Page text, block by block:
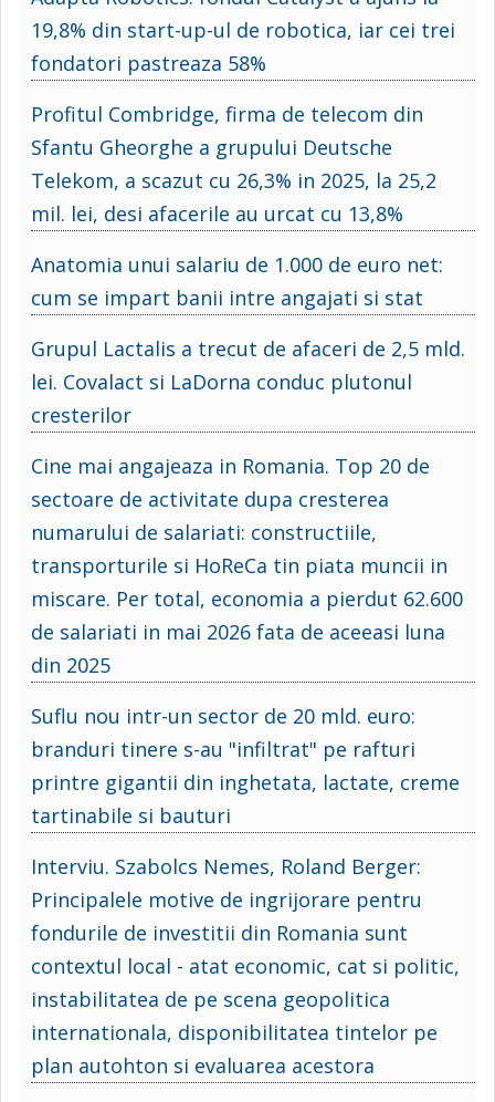
19,8% din start-up-ul de robotica, iar cei trei
fondatori pastreaza 58%
Profitul Combridge, firma de telecom din
Sfantu Gheorghe a grupului Deutsche
Telekom, a scazut cu 26,3% in 2025, la 25,2
mil. lei, desi afacerile au urcat cu 13,8%
Anatomia unui salariu de 1.000 de euro net:
cum se impart banii intre angajati si stat
Grupul Lactalis a trecut de afaceri de 2,5 mld.
lei. Covalact si LaDorna conduc plutonul
cresterilor
Cine mai angajeaza in Romania. Top 20 de
sectoare de activitate dupa cresterea
numarului de salariati: constructiile,
transporturile si HoReCa tin piata muncii in
miscare. Per total, economia a pierdut 62.600
de salariati in mai 2026 fata de aceeasi luna
din 2025
Suflu nou intr-un sector de 20 mld. euro:
branduri tinere s-au "infiltrat" pe rafturi
printre gigantii din inghetata, lactate, creme
tartinabile si bauturi
Interviu. Szabolcs Nemes, Roland Berger:
Principalele motive de ingrijorare pentru
fondurile de investitii din Romania sunt
contextul local - atat economic, cat si politic,
instabilitatea de pe scena geopolitica
internationala, disponibilitatea tintelor pe
plan autohton si evaluarea acestora